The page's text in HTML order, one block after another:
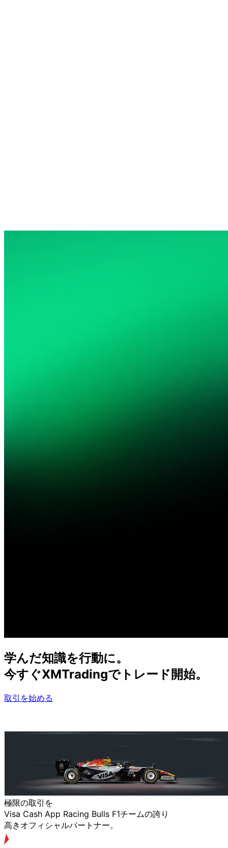
学んだ知識を行動に。
今すぐXMTradingでトレード開始。
取引を始める
極限の取引を
Visa Cash App Racing Bulls F1チームの誇り
高きオフィシャルパートナー。